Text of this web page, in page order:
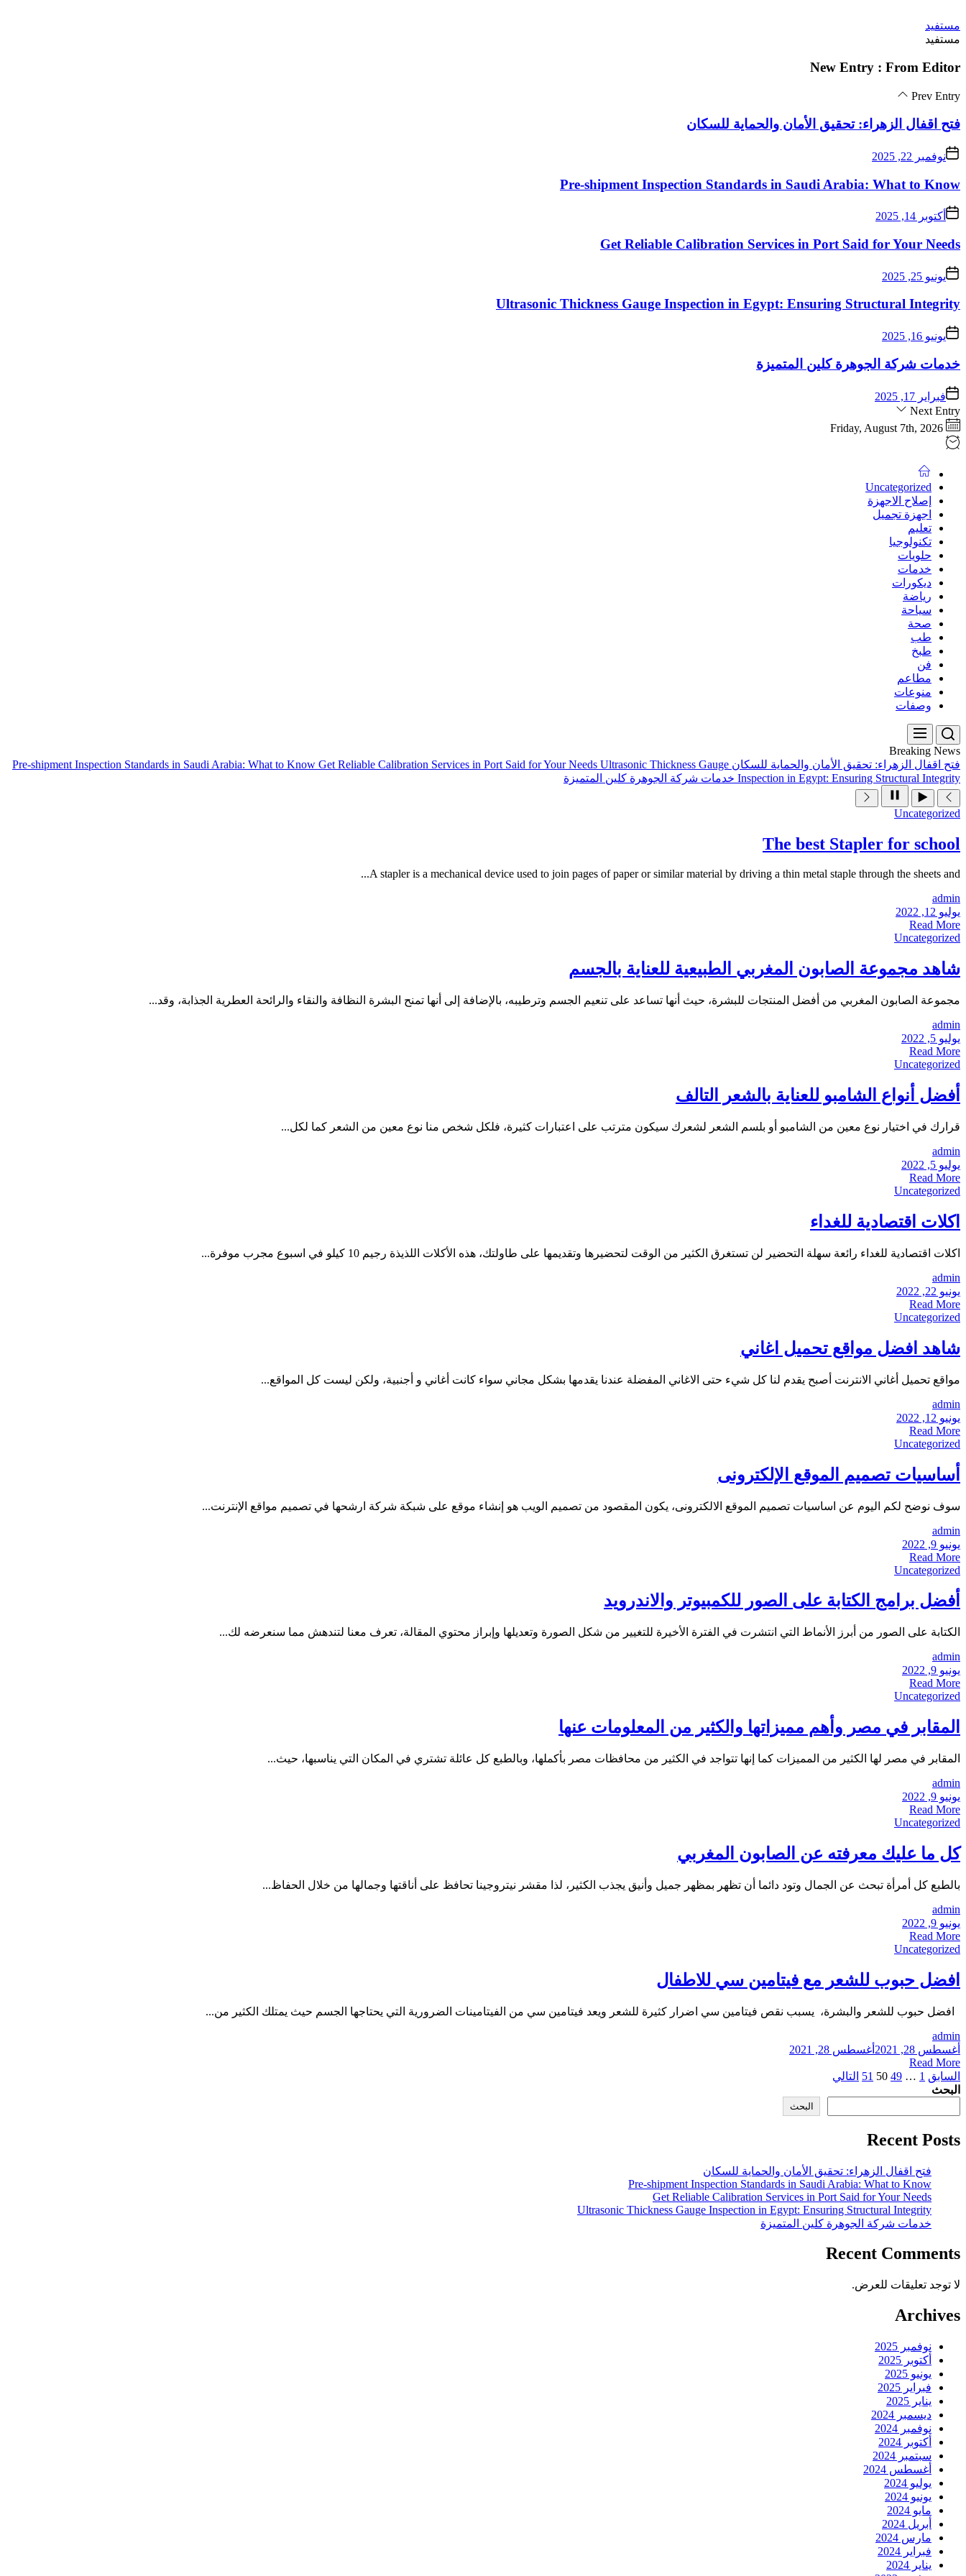
Skip
to
content
مستفيد
مستفيد
New Entry : From Editor
Prev Entry
فتح اقفال الزهراء: تحقيق الأمان والحماية للسكان
نوفمبر 22, 2025
Pre-shipment Inspection Standards in Saudi Arabia: What to Know
أكتوبر 14, 2025
Get Reliable Calibration Services in Port Said for Your Needs
يونيو 25, 2025
Ultrasonic Thickness Gauge Inspection in Egypt: Ensuring Structural Integrity
يونيو 16, 2025
خدمات شركة الجوهرة كلين المتميزة
فبراير 17, 2025
Next Entry
Friday, August 7th, 2026
Uncategorized
إصلاح الاجهزة
اجهزة تجميل
تعليم
تكنولوجيا
حلويات
خدمات
ديكورات
رياضة
سياحة
صحة
طب
طبخ
فن
مطاعم
منوعات
وصفات
Breaking News
فتح اقفال الزهراء: تحقيق الأمان والحماية للسكان
Pre-shipment Inspection Standards in Saudi Arabia: What to Know Get Reliable Calibration Services in Port Said for Your Needs Ultrasonic Thickness Gauge
Inspection in Egypt: Ensuring Structural Integrity خدمات شركة الجوهرة كلين المتميزة
Uncategorized
The best Stapler for school
A stapler is a mechanical device used to join pages of paper or similar material by driving a thin metal staple through the sheets and...
admin
يوليو 12, 2022
Read More
Uncategorized
شاهد مجموعة الصابون المغربي الطبيعية للعناية بالجسم
مجموعة الصابون المغربي من أفضل المنتجات للبشرة، حيث أنها تساعد على تنعيم الجسم وترطيبه، بالإضافة إلى أنها تمنح البشرة النظافة والنقاء والرائحة العطرية الجذابة، وقد...
admin
يوليو 5, 2022
Read More
Uncategorized
أفضل أنواع الشامبو للعناية بالشعر التالف
قرارك في اختيار نوع معين من الشامبو أو بلسم الشعر لشعرك سيكون مترتب على اعتبارات كثيرة، فلكل شخص منا نوع معين من الشعر كما لكل...
admin
يوليو 5, 2022
Read More
Uncategorized
اكلات اقتصادية للغداء
اكلات اقتصادية للغداء رائعة سهلة التحضير لن تستغرق الكثير من الوقت لتحضيرها وتقديمها على طاولتك، هذه الأكلات اللذيذة رجيم 10 كيلو في اسبوع مجرب موفرة...
admin
يونيو 22, 2022
Read More
Uncategorized
شاهد افضل مواقع تحميل اغاني
مواقع تحميل أغاني الانترنت أصبح يقدم لنا كل شيء حتى الاغاني المفضلة عندنا يقدمها بشكل مجاني سواء كانت أغاني و أجنبية، ولكن ليست كل المواقع...
admin
يونيو 12, 2022
Read More
Uncategorized
أساسيات تصميم الموقع الإلكترونى
سوف نوضح لكم اليوم عن اساسيات تصميم الموقع الالكترونى، يكون المقصود من تصميم الويب هو إنشاء موقع على شبكة شركة ارشحها في تصميم مواقع الإنترنت...
admin
يونيو 9, 2022
Read More
Uncategorized
أفضل برامج الكتابة على الصور للكمبيوتر والاندرويد
الكتابة على الصور من أبرز الأنماط التي انتشرت في الفترة الأخيرة للتغيير من شكل الصورة وتعديلها وإبراز محتوي المقالة، تعرف معنا لتندهش مما سنعرضه لك...
admin
يونيو 9, 2022
Read More
Uncategorized
المقابر في مصر وأهم مميزاتها والكثير من المعلومات عنها
المقابر في مصر لها الكثير من المميزات كما إنها تتواجد في الكثير من محافظات مصر بأكملها، وبالطبع كل عائلة تشتري في المكان التي يناسبها، حيث...
admin
يونيو 9, 2022
Read More
Uncategorized
كل ما عليك معرفته عن الصابون المغربي
بالطبع كل أمرأة تبحث عن الجمال وتود دائما أن تظهر بمظهر جميل وأنيق يجذب الكثير، لذا مقشر نيتروجينا تحافظ على أناقتها وجمالها من خلال الحفاظ...
admin
يونيو 9, 2022
Read More
Uncategorized
افضل حبوب للشعر مع فيتامين سي للاطفال
افضل حبوب للشعر والبشرة، يسبب نقص فيتامين سي اضرار كثيرة للشعر ويعد فيتامين سي من الفيتامينات الضرورية التي يحتاجها الجسم حيث يمتلك الكثير من...
admin
أغسطس 28, 2021
أغسطس 28, 2021
Read More
تعدد
صفحات
المقالات
السابق 1
…
49
50
51 التالي
البحث
البحث
Recent Posts
فتح اقفال الزهراء: تحقيق الأمان والحماية للسكان
Pre-shipment Inspection Standards in Saudi Arabia: What to Know
Get Reliable Calibration Services in Port Said for Your Needs
Ultrasonic Thickness Gauge Inspection in Egypt: Ensuring Structural Integrity
خدمات شركة الجوهرة كلين المتميزة
Recent Comments
لا توجد تعليقات للعرض.
Archives
نوفمبر 2025
أكتوبر 2025
يونيو 2025
فبراير 2025
يناير 2025
ديسمبر 2024
نوفمبر 2024
أكتوبر 2024
سبتمبر 2024
أغسطس 2024
يوليو 2024
يونيو 2024
مايو 2024
أبريل 2024
مارس 2024
فبراير 2024
يناير 2024